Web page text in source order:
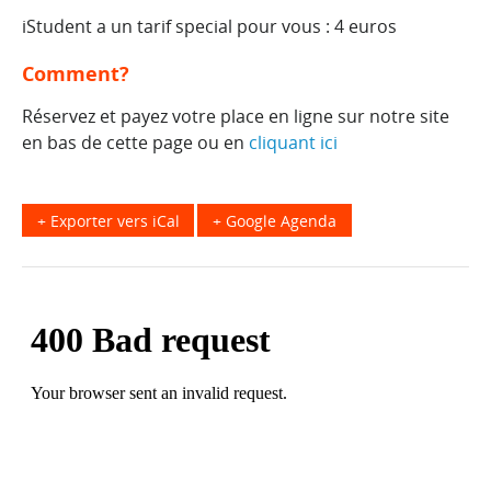
iStudent a un tarif special pour vous : 4 euros
Comment?
Réservez et payez votre place en ligne sur notre site
en bas de cette page ou en cliquant ici
+ Google Agenda
+ Exporter vers iCal